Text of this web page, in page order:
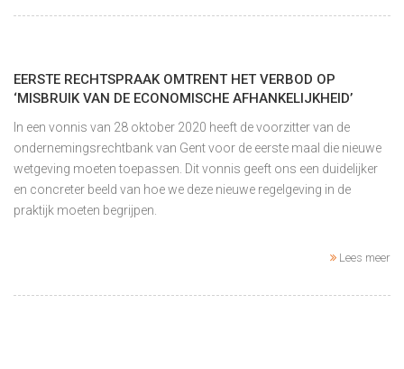
EERSTE RECHTSPRAAK OMTRENT HET VERBOD OP
‘MISBRUIK VAN DE ECONOMISCHE AFHANKELIJKHEID’
In een vonnis van 28 oktober 2020 heeft de voorzitter van de
ondernemingsrechtbank van Gent voor de eerste maal die nieuwe
wetgeving moeten toepassen. Dit vonnis geeft ons een duidelijker
en concreter beeld van hoe we deze nieuwe regelgeving in de
praktijk moeten begrijpen.
Lees meer